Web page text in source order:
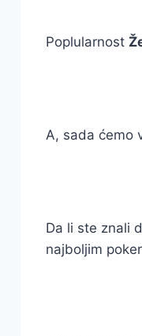
Poplularnost
A, sada ćemo
Da li ste znali
najboljim